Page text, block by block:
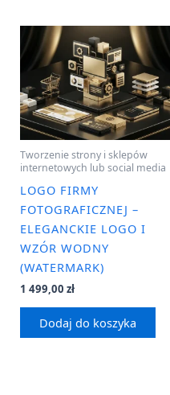
Tworzenie strony i sklepów
internetowych lub social media
LOGO FIRMY
FOTOGRAFICZNEJ –
ELEGANCKIE LOGO I
WZÓR WODNY
(WATERMARK)
1 499,00 zł
Dodaj do koszyka